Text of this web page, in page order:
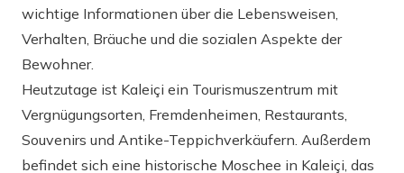
wichtige Informationen über die Lebensweisen,
Verhalten, Bräuche und die sozialen Aspekte der
Bewohner.
Heutzutage ist Kaleiçi ein Tourismuszentrum mit
Vergnügungsorten, Fremdenheimen, Restaurants,
Souvenirs und Antike-Teppichverkäufern. Außerdem
befindet sich eine historische Moschee in Kaleiçi, das